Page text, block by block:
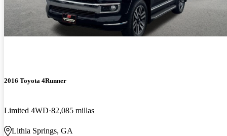
2016 Toyota 4Runner
Limited 4WD 82,085 millas
Lithia Springs, GA